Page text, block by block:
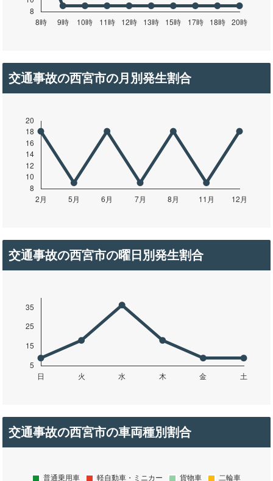
交通事故の西宮市の月別発生割合
交通事故の西宮市の曜日別発生割合
交通事故の西宮市の車両種別割合